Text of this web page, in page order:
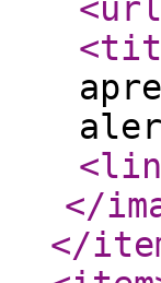
<url
</
</